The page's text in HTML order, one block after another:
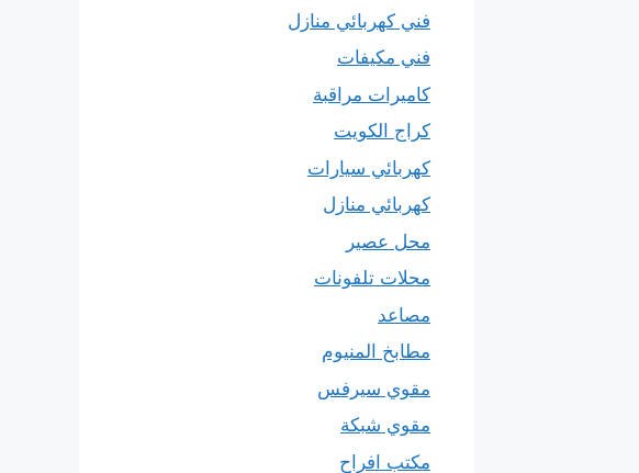
فني كهربائي منازل
فني مكيفات
كاميرات مراقبة
كراج الكويت
كهربائي سيارات
كهربائي منازل
محل عصير
محلات تلفونات
مصاعد
مطابخ المنيوم
مقوي سيرفس
مقوي شبكة
مكتب افراح